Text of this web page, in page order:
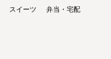
スイーツ
弁当・宅配